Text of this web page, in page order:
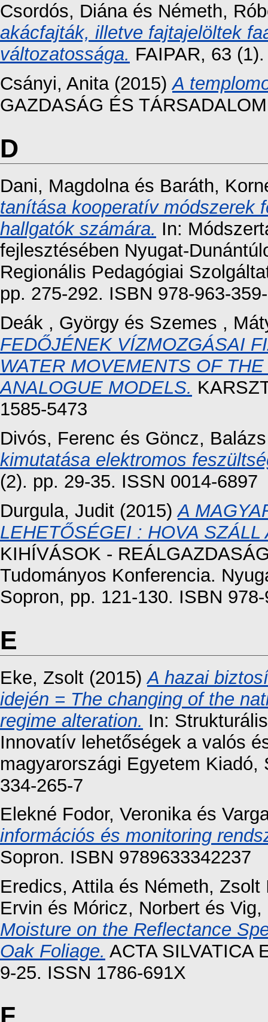
Csordós, Diánaés Németh,
akácfajták, illetve fajtajelöltek
változatossága. FAIPAR, 63
Csányi, Anita(2015)A
GAZDASÁG ÉS
D
Dani, Magdolnaés Baráth,
tanítása kooperatív módszerek
hallgatók számára. In:
fejlesztésében Nyugat-
Regionális Pedagógiai
pp. 275-292. ISBN 978-963-
Deák , György és Szemes ,
FEDŐJÉNEK VÍZMOZGÁSAI
WATER MOVEMENTS OF
ANALOGUE MODELS.
1585-5473
Divós, Ferenc és Göncz, Balázs
kimutatása elektromos
(2). pp. 29-35. ISSN 0014-6897
Durgula, Judit (2015)A
LEHETŐSÉGEI : HOVA SZÁLL
KIHÍVÁSOK -
Tudományos Konferencia.
Sopron, pp. 121-130. ISBN
E
Eke, Zsolt (2015)A hazai
idején = The changing of the
regime alteration. In:
Innovatív lehetőségek a valós
magyarországi Egyetem Kiadó,
334-265-7
Elekné Fodor, Veronikaés
információs és monitoring
Sopron. ISBN 9789633342237
Eredics, Attilaés Németh, Zsolt
Ervin és Móricz, Norbert és Vig,
Moisture on the Reflectance
Oak Foliage. ACTA SILVATICA
9-25. ISSN 1786-691X
F